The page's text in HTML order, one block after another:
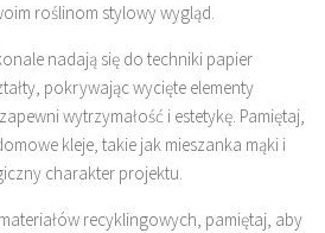
roślinom stylowy wygląd.
nadają się do techniki papier
pokrywając wycięte elementy
wytrzymałość i estetykę. Pamiętaj,
kleje, takie jak mieszanka mąki i
charakter projektu.
recyklingowych, pamiętaj, aby